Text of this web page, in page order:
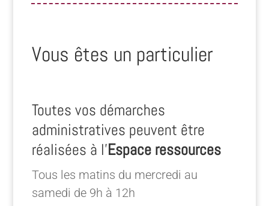
Vous êtes un particulier
Toutes vos démarches
administratives peuvent être
réalisées à l’Espace ressources
Tous les matins du mercredi au
samedi de 9h à 12h